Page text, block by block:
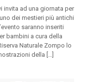
invita ad una giornata per
dei mestieri più antichi
saranno inseriti
bambini a cura della
Naturale Zompo lo
della […]